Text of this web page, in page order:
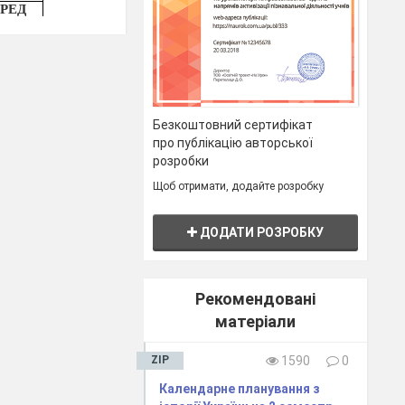
Безкоштовний сертифікат
про публікацію авторської
розробки
Щоб отримати, додайте розробку
ДОДАТИ РОЗРОБКУ
Рекомендовані
матеріали
ZIP 1590
0
Календарне планування з